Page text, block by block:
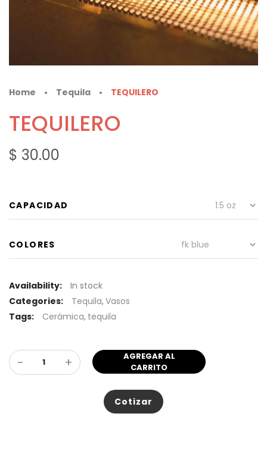
Home • Tequila • TEQUILERO
TEQUILERO
$ 30.00
CAPACIDAD
COLORES
Availability:
In stock
Categories:
Tequila,Vasos
Tags:
Cerámica, tequila
- +
AGREGAR AL
CARRITO
Cotizar